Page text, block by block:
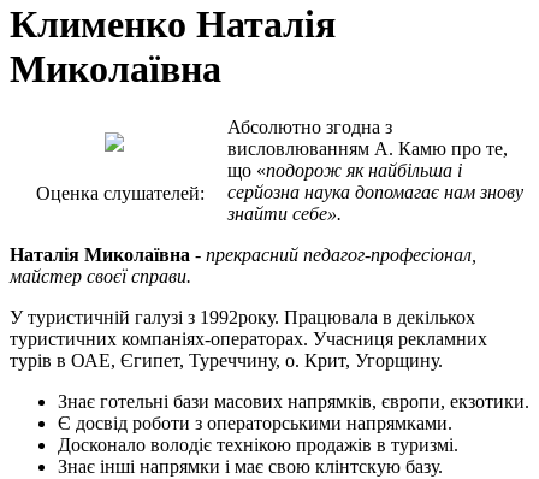
Клименко Наталія
Миколаївна
Оценка слушателей:
Абсолютно згодна з
висловлюванням А. Камю про те,
що «подорож як найбільша і
серйозна наука допомагає нам знову
знайти себе».
Наталія Миколаївна - прекрасний педагог-професіонал,
майстер своєї справи.
У туристичній галузі з 1992року. Працювала в декількох
туристичних компаніях-операторах. Учасниця рекламних
турів в ОАЕ, Єгипет, Туреччину, о. Крит, Угорщину.
Знає готельні бази масових напрямків, європи, екзотики.
Є досвід роботи з операторськими напрямками.
Досконало володіє технікою продажів в туризмі.
Знає інші напрямки і має свою клінтскую базу.